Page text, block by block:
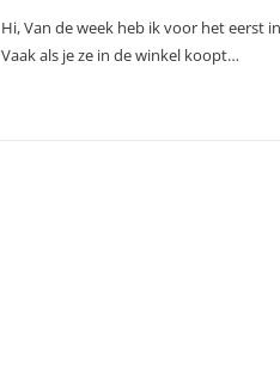
Hi, Van de week heb ik voor het eerst
Vaak als je ze in de winkel koopt…